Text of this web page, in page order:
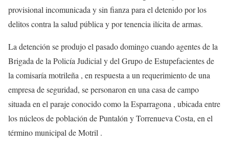
provisional incomunicada y sin fianza para el detenido por los
delitos contra la salud pública y por tenencia ilícita de armas.
La detención se produjo el pasado domingo cuando agentes de la
Brigada de la Policía Judicial y del Grupo de Estupefacientes de
la comisaría motrileña , en respuesta a un requerimiento de una
empresa de seguridad, se personaron en una casa de campo
situada en el paraje conocido como la Esparragona , ubicada entre
los núcleos de población de Puntalón y Torrenueva Costa, en el
término municipal de Motril .